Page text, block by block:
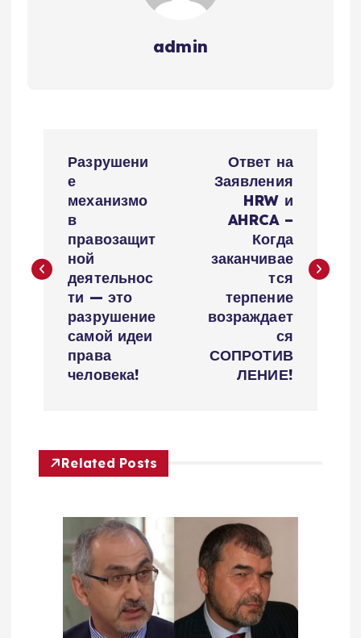
admin
и
я
Разрушени
е
механизмо
в
правозащит
ной
деятельнос
ти — это
разрушение
самой идеи
права
человека!
Ответ на
Заявления
HRW и
AHRCA –
Когда
заканчивае
тся
терпение
возраждает
ся
СОПРОТИВ
ЛЕНИЕ!
Related Posts